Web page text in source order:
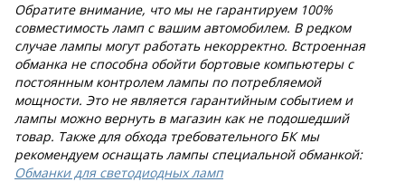
Обратите внимание, что мы не гарантируем 100%
совместимость ламп с вашим автомобилем. В редком
случае лампы могут работать некорректно. Встроенная
обманка не способна обойти бортовые компьютеры с
постоянным контролем лампы по потребляемой
мощности. Это не является гарантийным событием и
лампы можно вернуть в магазин как не подошедший
товар. Также для обхода требовательного БК мы
рекомендуем оснащать лампы специальной обманкой:
Обманки для светодиодных ламп